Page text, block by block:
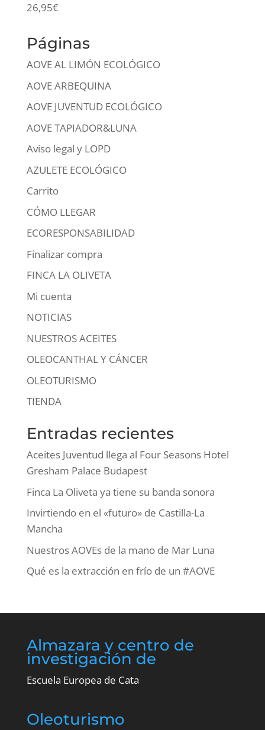
26,95€
Páginas
AOVE AL LIMÓN ECOLÓGICO
AOVE ARBEQUINA
AOVE JUVENTUD ECOLÓGICO
AOVE TAPIADOR&LUNA
Aviso legal y LOPD
AZULETE ECOLÓGICO
Carrito
CÓMO LLEGAR
ECORESPONSABILIDAD
Finalizar compra
FINCA LA OLIVETA
Mi cuenta
NOTICIAS
NUESTROS ACEITES
OLEOCANTHAL Y CÁNCER
OLEOTURISMO
TIENDA
Entradas recientes
Aceites Juventud llega al Four Seasons Hotel
Gresham Palace Budapest
Finca La Oliveta ya tiene su banda sonora
Invirtiendo en el «futuro» de Castilla-La
Mancha
Nuestros AOVEs de la mano de Mar Luna
Qué es la extracción en frío de un #AOVE
Almazara y centro de
investigación de
Escuela Europea de Cata
Oleoturismo